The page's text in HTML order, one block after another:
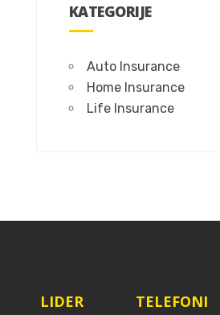
KATEGORIJE
Auto Insurance
Home Insurance
Life Insurance
LIDER
TELEFONI